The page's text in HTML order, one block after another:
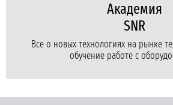
Академия
SNR
Все о новых технологиях на рынке
обучение работе с